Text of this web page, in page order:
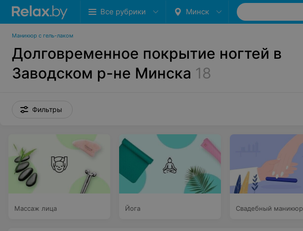
Все рубрики Минск
Маникюр с гель-лаком
Долговременное покрытие ногтей в
Заводском р-не Минска 18
Фильтры
Массаж лица Йога Свадебный маникюр